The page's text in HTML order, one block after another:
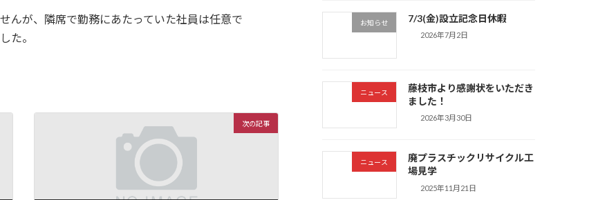
、隣席で勤務にあたっていた社員は任意で
。
次の記事
お知らせ 7/3(金)設立記念日休暇
2026年7月2日
ニュース
藤枝市より感謝状をいただき
ました！
2026年3月30日
ニュース
廃プラスチックリサイクル工
場見学
2025年11月21日